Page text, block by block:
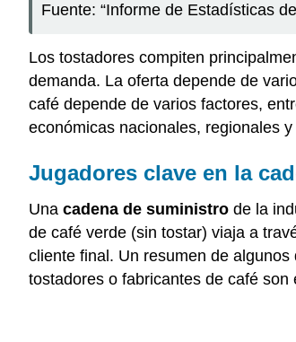
Fuente: “Informe de Estadísticas
Los tostadores compiten
demanda. La oferta depende de
café depende de varios factores,
económicas nacionales, regionales
Jugadores clave en la
Una cadena de suministro de la
de café verde (sin tostar) viaja a
cliente final. Un resumen de
tostadores o fabricantes de café